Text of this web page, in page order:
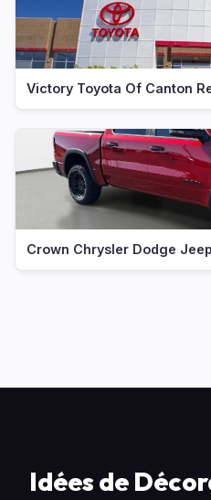
Victory Toyota Of Canton
Crown Chrysler Dodge
Idées de